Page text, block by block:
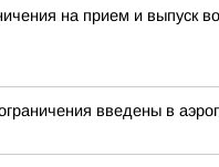
на прием и выпуск
введены в